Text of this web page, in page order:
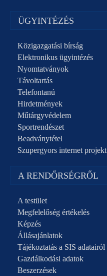
ÜGYINTÉZÉS
Közigazgatási bírság
Elektronikus ügyintézés
Nyomtatványok
Távoltartás
Telefontanú
Hirdetmények
Műtárgyvédelem
Sportrendészet
Beadványtétel
Szupergyors internet projekt
A RENDŐRSÉGRŐL
A testület
Megfelelőség értékelés
Képzés
Állásajánlatok
Tájékoztatás a SIS adatairól
Gazdálkodási adatok
Beszerzések